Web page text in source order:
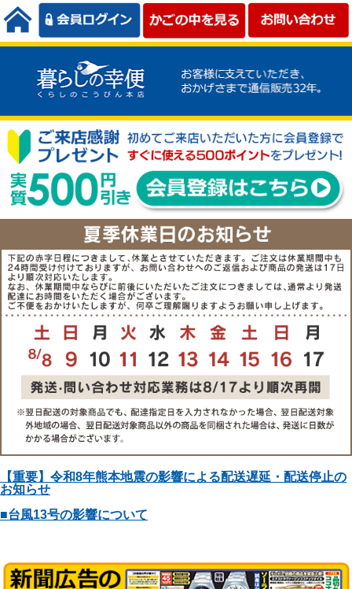
【重要】令和8年熊本地震の影響による配送遅延・配送停止の
お知らせ
■台風13号の影響について